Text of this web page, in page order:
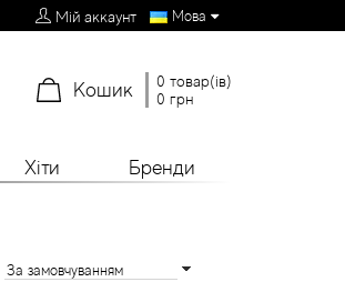
Мій аккаунт Мова
Кошик
0 товар(ів)
0 грн
Хіти Бренди